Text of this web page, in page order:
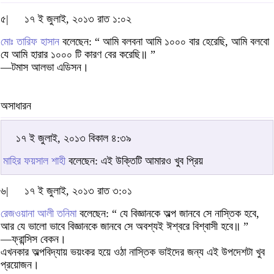
৫|
১৭ ই জুলাই, ২০১৩ রাত ১:০২
মোঃ তারিফ হাসান বলেছেন: “ আমি বলবনা আমি ১০০০ বার হেরেছি, আমি বলবো
যে আমি হারার ১০০০ টি কারণ বের করেছি॥ ”
—টমাস আলভা এডিসন।
অসাধারন
১৭ ই জুলাই, ২০১৩ বিকাল ৪:৩৯
মাহির ফয়সাল শাহীবলেছেন: এই উক্তিটি আমারও খুব প্রিয়
৬|
১৭ ই জুলাই, ২০১৩ রাত ৩:০১
রেজওয়ানা আলী তনিমাবলেছেন: “ যে বিজ্ঞানকে অল্প জানবে সে নাস্তিক হবে,
আর যে ভালো ভাবে বিজ্ঞানকে জানবে সে অবশ্যই ঈশ্বরে বিশ্বাসী হবে॥ ”
—ফ্রান্সিস বেকন।
এখনকার অল্পবিদ্যায় ভয়ংকর হয়ে ওঠা নাস্তিক ভাইদের জন্য এই উপদেশটা খুব
প্রয়োজন।